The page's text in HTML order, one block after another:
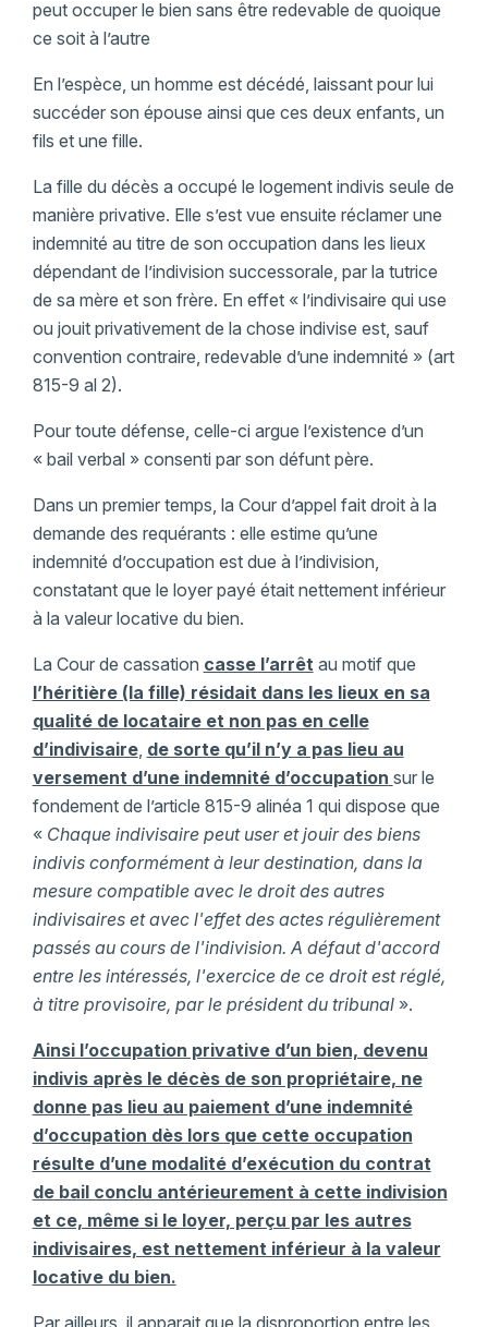
peut occuper le bien sans être redevable de quoique
ce soit à l’autre
En l’espèce, un homme est décédé, laissant pour lui
succéder son épouse ainsi que ces deux enfants, un
fils et une fille.
La fille du décès a occupé le logement indivis seule de
manière privative. Elle s’est vue ensuite réclamer une
indemnité au titre de son occupation dans les lieux
dépendant de l’indivision successorale, par la tutrice
de sa mère et son frère. En effet « l’indivisaire qui use
ou jouit privativement de la chose indivise est, sauf
convention contraire, redevable d’une indemnité » (art
815-9 al 2).
Pour toute défense, celle-ci argue l’existence d’un
« bail verbal » consenti par son défunt père.
Dans un premier temps, la Cour d’appel fait droit à la
demande des requérants : elle estime qu’une
indemnité d’occupation est due à l’indivision,
constatant que le loyer payé était nettement inférieur
à la valeur locative du bien.
La Cour de cassation casse l’arrêtau motif que
l’héritière (la fille) résidait dans les lieux en sa
qualité de locataire et non pas en celle
d’indivisaire, de sorte qu’il n’y a pas lieu au
versement d’une indemnité d’occupation sur le
fondement de l’article 815-9 alinéa 1 qui dispose que
« Chaque indivisaire peut user et jouir des biens
indivis conformément à leur destination, dans la
mesure compatible avec le droit des autres
indivisaires et avec l'effet des actes régulièrement
passés au cours de l'indivision. A défaut d'accord
entre les intéressés, l'exercice de ce droit est réglé,
à titre provisoire, par le président du tribunal».
Ainsi l’occupation privative d’un bien, devenu
indivis après le décès de son propriétaire, ne
donne pas lieu au paiement d’une indemnité
d’occupation dès lors que cette occupation
résulte d’une modalité d’exécution du contrat
de bail conclu antérieurement à cette indivision
et ce, même si le loyer, perçu par les autres
indivisaires, est nettement inférieur à la valeur
locative du bien.